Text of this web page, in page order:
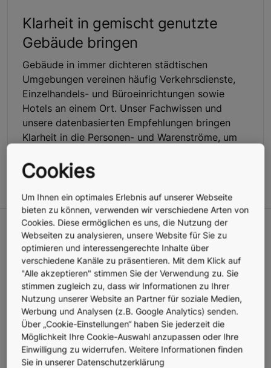
Klarheit in gemischt genutzte
Gebäude bringen
Gebäude in immer dichteren städtischen
Umgebungen vereinen häufig Verkehrsdienste,
Einzelhandels- und Büroeinrichtungen sowie
Hotels an einem Ort. Unser Fachwissen und
unsere datenbasierten Empfehlungen bringen
Klarheit in die Personen- und Warenströme, um
Bedürfnissen aller Gebäudenutzer gerecht wird.
Ganzheitliches Denken für
intelligentere Gebäude
Mit einer Kombination aus Expertenanalysen, konkreten
Daten und erstklassigen Analysewerkzeugen führen wir
ganzheitliche vertikale und horizontale
Personenstromanalysen und -planungen durch, die den
Entwurf eines neuen Gebäudes unterstützen oder dabei
helfen, den richtigen Modernisierungsansatz für ein
Cookies
Um Ihnen ein optimales Erlebnis auf unserer Webseite
bieten zu können, verwenden wir verschiedene Arten von
Cookies. Diese ermöglichen es uns, die Nutzung der
Webseiten zu analysieren, unsere Website für Sie zu
optimieren und interessengerechte Inhalte über
verschiedene Kanäle zu präsentieren. Mit dem Klick auf
"Alle akzeptieren" stimmen Sie der Verwendung zu. Sie
stimmen zugleich zu, dass wir Informationen zu Ihrer
Nutzung unserer Website an Partner für soziale Medien,
Werbung und Analysen (z.B. Google Analytics) senden.
Über „Cookie-Einstellungen“ haben Sie jederzeit die
Möglichkeit Ihre Cookie-Auswahl anzupassen oder Ihre
Einwilligung zu widerrufen. Weitere Informationen finden
Sie in unserer Datenschutzerklärung